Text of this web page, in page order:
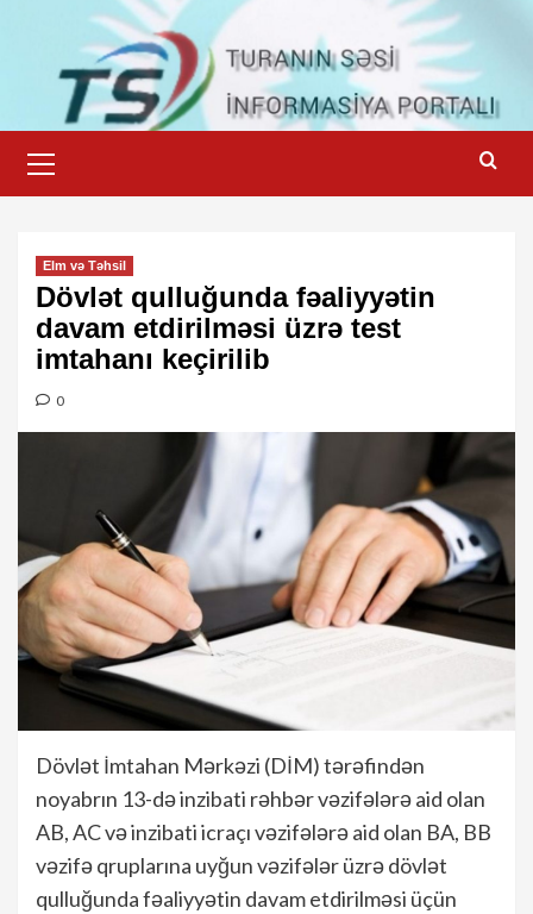
content
Menu
Elm və Təhsil
Dövlət qulluğunda fəaliyyətin
davam etdirilməsi üzrə test
imtahanı keçirilib
0
Dövlət İmtahan Mərkəzi (DİM) tərəfindən
noyabrın 13-də inzibati rəhbər vəzifələrə aid olan
AB, AC və inzibati icraçı vəzifələrə aid olan BA, BB
vəzifə qruplarına uyğun vəzifələr üzrə dövlət
qulluğunda fəaliyyətin davam etdirilməsi üçün